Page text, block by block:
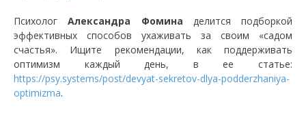
ПсихологАлександра Фомина делится подборкой
эффективных способов ухаживать за своим «садом
счастья». Ищите рекомендации, как поддерживать
оптимизм каждый день, в ее статье:
https://psy.systems/post/devyat-sekretov-dlya-podderzhaniya-
optimizma.